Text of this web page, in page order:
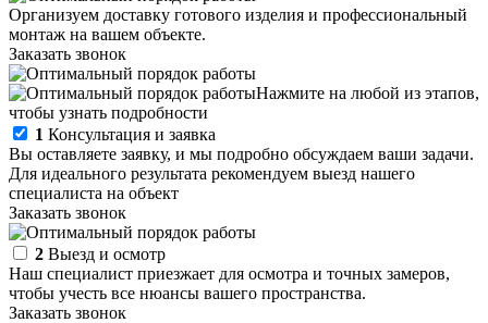
Организуем доставку готового изделия и профессиональный
монтаж на вашем объекте.
Заказать звонок
Нажмите на любой из этапов,
чтобы узнать подробности
1 Консультация и заявка
Вы оставляете заявку, и мы подробно обсуждаем ваши задачи.
Для идеального результата рекомендуем выезд нашего
специалиста на объект
Заказать звонок
2 Выезд и осмотр
Наш специалист приезжает для осмотра и точных замеров,
чтобы учесть все нюансы вашего пространства.
Заказать звонок